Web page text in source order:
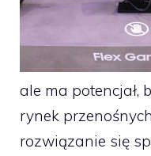
ale ma potencjał,
rynek
rozwiązanie się